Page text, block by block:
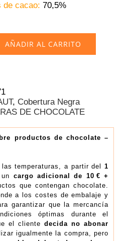
de cacao: 70,5%
AÑADIR AL CARRITO
, Cobertura Negra
DE CHOCOLATE
productos de chocolate –
las temperaturas, a partir del 1
cargo adicional de 10 € +
que contengan chocolate.
a los costes de embalaje y
garantizar que la mercancía
óptimas durante el
el cliente decida no abonar
igualmente la compra, pero